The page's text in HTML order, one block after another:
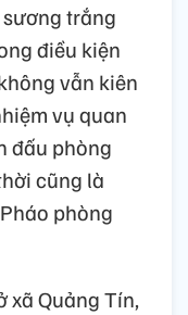
trắng
điều kiện
vẫn kiên
vụ quan
đấu phòng
cũng là
phòng
xã Quảng Tín,